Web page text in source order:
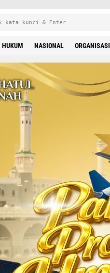
HUKUM NASIONAL ORGANISASI